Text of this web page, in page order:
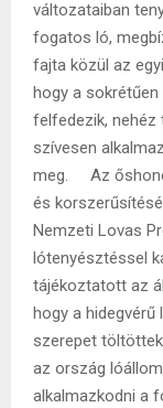
változataiban
fogatos ló,
fajta közül az
hogy a
felfedezik, nehéz
szívesen
meg. Az
és
Nemzeti Lovas
lótenyésztéssel
tájékoztatott az
hogy a hidegvérű
szerepet
az ország
alkalmazkodni a